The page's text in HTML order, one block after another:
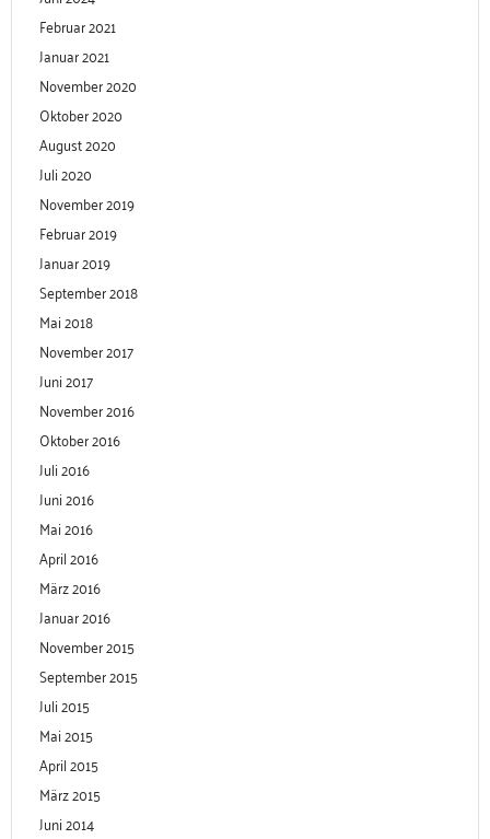
Februar 2021
Januar 2021
November 2020
Oktober 2020
August 2020
Juli 2020
November 2019
Februar 2019
Januar 2019
September 2018
Mai 2018
November 2017
Juni 2017
November 2016
Oktober 2016
Juli 2016
Juni 2016
Mai 2016
April 2016
März 2016
Januar 2016
November 2015
September 2015
Juli 2015
Mai 2015
April 2015
März 2015
Juni 2014